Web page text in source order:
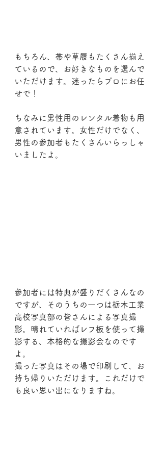
もちろん、帯や草履もたくさん揃え
ているので、お好きなものを選んで
いただけます。迷ったらプロにお任
せで！
ちなみに男性用のレンタル着物も用
意されています。女性だけでなく、
男性の参加者もたくさんいらっしゃ
いましたよ。
参加者には特典が盛りだくさんなの
ですが、そのうちの一つは栃木工業
高校写真部の皆さんによる写真撮
影。晴れていればレフ板を使って撮
影する、本格的な撮影会なのです
よ。
撮った写真はその場で印刷して、お
持ち帰りいただけます。これだけで
も良い思い出になりますね。